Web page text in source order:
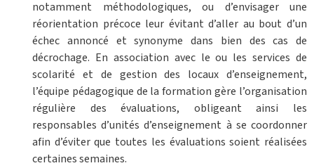
notamment méthodologiques, ou d’envisager une
réorientation précoce leur évitant d’aller au bout d’un
échec annoncé et synonyme dans bien des cas de
décrochage. En association avec le ou les services de
scolarité et de gestion des locaux d’enseignement,
l’équipe pédagogique de la formation gère l’organisation
régulière des évaluations, obligeant ainsi les
responsables d’unités d’enseignement à se coordonner
afin d’éviter que toutes les évaluations soient réalisées
certaines semaines.